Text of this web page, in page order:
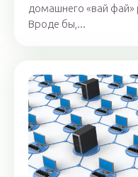
домашнего «вай фай»
Вроде бы,...